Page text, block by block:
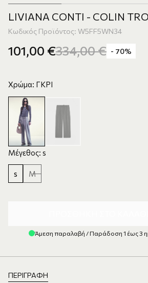
LIVIANA CONTI - COLIN
Κωδικός Προϊόντος: W5FF5WN34
334,00€
101,00 € - 70%
Χρώμα: ΓΚΡΙ
Μέγεθος: s
s M
Άμεση παραλαβή / Παράδοση 1 έως 3
ΠΕΡΙΓΡΑΦΉ